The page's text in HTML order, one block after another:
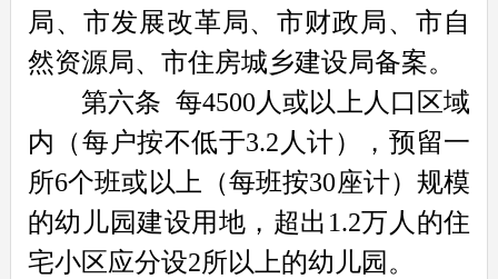
局、市发展改革局、市财政局、市自
然资源局、市住房城乡建设局备案。
第六条 每4500人或以上人口区域
内（每户按不低于3.2人计），预留一
所6个班或以上（每班按30座计）规模
的幼儿园建设用地，超出1.2万人的住
宅小区应分设2所以上的幼儿园。